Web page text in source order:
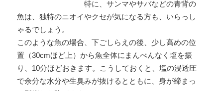
特に、サンマやサバなどの青背の
魚は、独特のニオイやクセが気になる方も、いらっし
ゃるでしょう。
このような魚の場合、下ごしらえの後、少し高めの位
置（30cmほど上）から魚全体にまんべんなく塩を振
り、10分ほどおきます。こうしておくと、塩の浸透圧
で余分な水分や生臭みが抜けるとともに、身が締まっ